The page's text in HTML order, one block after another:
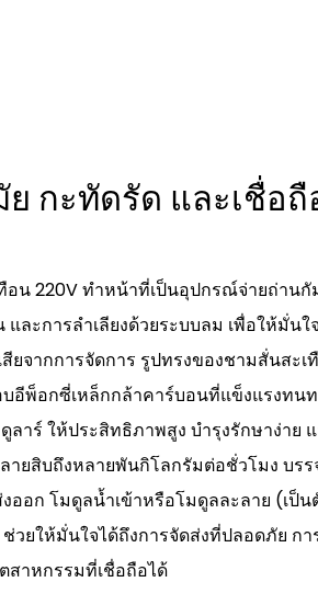
กะทัดรัด และเชื่อถื
น 220V ทำหน้าที่เป็นอุปกรณ์จ่ายถ่าน
ละการลำเลียงด้วยระบบลม เพื่อให้มั่นใ
ยจากการจัดการ รูปทรงของชามสั่นสะเ
บอีพ็อกซี่เหล็กกล้าคาร์บอนที่แข็งแรงทน
าร์ ให้ประสิทธิภาพสูง บำรุงรักษาง่าย
ายสิบถึงหลายพันกิโลกรัมต่อชั่วโมง บร
ออก โมดูลน้ำเข้าหรือโมดูลละลาย (เป็น
วยให้มั่นใจได้ถึงการจัดส่งที่ปลอดภัย กา
สาหกรรมที่เชื่อถือได้